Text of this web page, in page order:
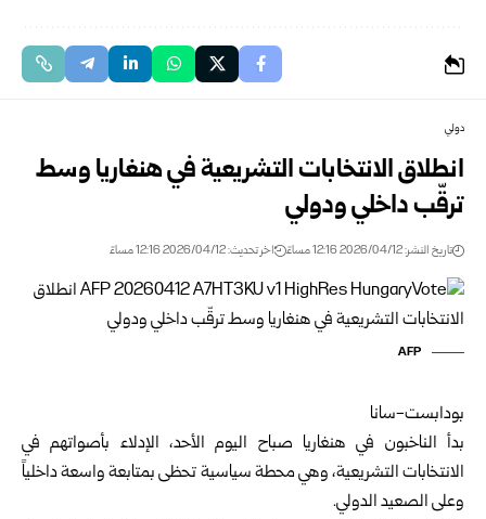
دولي
انطلاق الانتخابات التشريعية في هنغاريا وسط
ترقّب داخلي ودولي
تاريخ النشر: 2026/04/12 12:16 مساءً اخر تحديث: 2026/04/12 12:16 مساءً
AFP
بودابست-سانا
بدأ الناخبون في هنغاريا صباح اليوم الأحد، الإدلاء بأصواتهم في
الانتخابات التشريعية، وهي محطة سياسية تحظى بمتابعة واسعة داخلياً
وعلى الصعيد الدولي.